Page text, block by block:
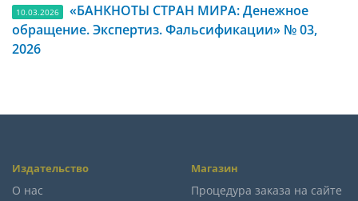
10.03.2026
«БАНКНОТЫ СТРАН МИРА: Денежное
обращение. Экспертиз. Фальсификации» № 03,
2026
Издательство
О нас
Магазин
Процедура заказа на сайте